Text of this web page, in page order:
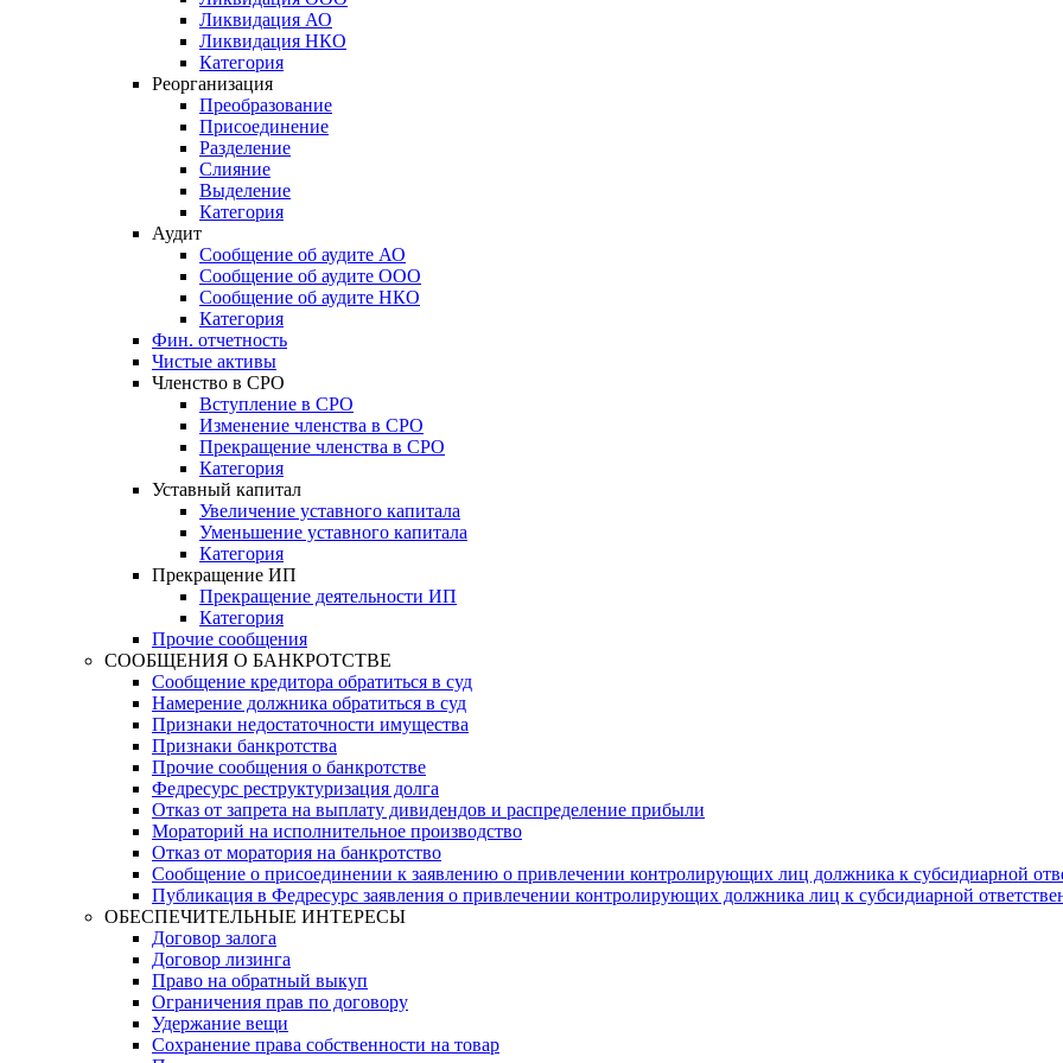
Ликвидация АО
Ликвидация НКО
Категория
Реорганизация
Преобразование
Присоединение
Разделение
Слияние
Выделение
Категория
Аудит
Сообщение об аудите АО
Сообщение об аудите OOO
Сообщение об аудите НКО
Категория
Фин. отчетность
Чистые активы
Членство в СРО
Вступление в СРО
Изменение членства в СРО
Прекращение членства в СРО
Категория
Уставный капитал
Увеличение уставного капитала
Уменьшение уставного капитала
Категория
Прекращение ИП
Прекращение деятельности ИП
Категория
Прочие сообщения
СООБЩЕНИЯ О БАНКРОТСТВЕ
Сообщение кредитора обратиться в суд
Намерение должника обратиться в суд
Признаки недостаточности имущества
Признаки банкротства
Прочие сообщения о банкротстве
Федресурс реструктуризация долга
Отказ от запрета на выплату дивидендов и распределение прибыли
Мораторий на исполнительное производство
Отказ от моратория на банкротство
Сообщение о присоединении к заявлению о привлечении контролирующих лиц должника к субсидиарной
Публикация в Федресурс заявления о привлечении контролирующих должника лиц к субсидиарной
ОБЕСПЕЧИТЕЛЬНЫЕ ИНТЕРЕСЫ
Договор залога
Договор лизинга
Право на обратный выкуп
Ограничения прав по договору
Удержание вещи
Сохранение права собственности на товар